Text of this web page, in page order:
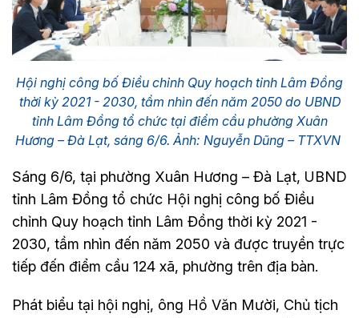
Hội nghị công bố Điều chỉnh Quy hoạch tỉnh Lâm Đồng
thời kỳ 2021 - 2030, tầm nhìn đến năm 2050 do UBND
tỉnh Lâm Đồng tổ chức tại điểm cầu phường Xuân
Hương – Đà Lạt, sáng 6/6. Ảnh: Nguyễn Dũng – TTXVN
Sáng 6/6, tại phường Xuân Hương – Đà Lạt, UBND
tỉnh Lâm Đồng tổ chức Hội nghị công bố Điều
chỉnh Quy hoạch tỉnh Lâm Đồng thời kỳ 2021 -
2030, tầm nhìn đến năm 2050 và được truyền trực
tiếp đến điểm cầu 124 xã, phường trên địa bàn.
Phát biểu tại hội nghị, ông Hồ Văn Mười, Chủ tịch